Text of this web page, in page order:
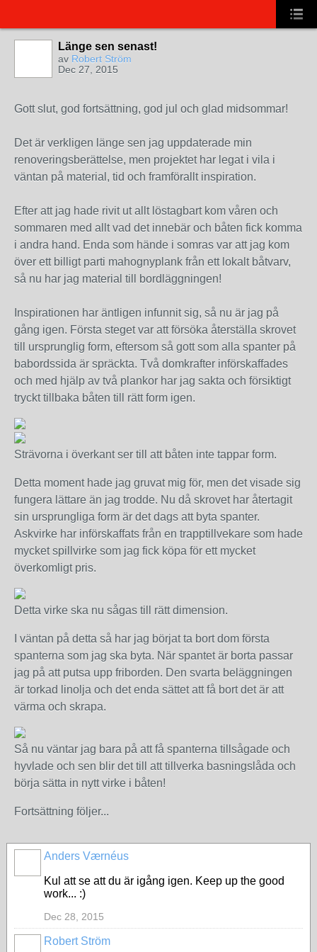
Länge sen senast!
av Robert Ström
Dec 27, 2015
Gott slut, god fortsättning, god jul och glad midsommar!
Det är verkligen länge sen jag uppdaterade min
renoveringsberättelse, men projektet har legat i vila i
väntan på material, tid och framförallt inspiration.
Efter att jag hade rivit ut allt löstagbart kom våren och
sommaren med allt vad det innebär och båten fick komma
i andra hand. Enda som hände i somras var att jag kom
över ett billigt parti mahognyplank från ett lokalt båtvarv,
så nu har jag material till bordläggningen!
Inspirationen har äntligen infunnit sig, så nu är jag på
gång igen. Första steget var att försöka återställa skrovet
till ursprunglig form, eftersom så gott som alla spanter på
babordssida är spräckta. Två domkrafter införskaffades
och med hjälp av två plankor har jag sakta och försiktigt
tryckt tillbaka båten till rätt form igen.
Strävorna i överkant ser till att båten inte tappar form.
Detta moment hade jag gruvat mig för, men det visade sig
fungera lättare än jag trodde. Nu då skrovet har återtagit
sin ursprungliga form är det dags att byta spanter.
Askvirke har införskaffats från en trapptillvekare som hade
mycket spillvirke som jag fick köpa för ett mycket
överkomligt pris.
Detta virke ska nu sågas till rätt dimension.
I väntan på detta så har jag börjat ta bort dom första
spanterna som jag ska byta. När spantet är borta passar
jag på att putsa upp friborden. Den svarta beläggningen
är torkad linolja och det enda sättet att få bort det är att
värma och skrapa.
Så nu väntar jag bara på att få spanterna tillsågade och
hyvlade och sen blir det till att tillverka basningslåda och
börja sätta in nytt virke i båten!
Fortsättning följer...
Anders Værnéus
Kul att se att du är igång igen. Keep up the good
work... :)
Dec 28, 2015
Robert Ström